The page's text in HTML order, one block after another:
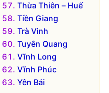
Thừa Thiên – Huế
Tiền Giang
Trà Vinh
Tuyên Quang
Vĩnh Long
Vĩnh Phúc
Yên Bái